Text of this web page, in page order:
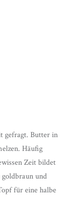
gefragt. Butter in
Häufig
Zeit bildet
und
für eine halbe